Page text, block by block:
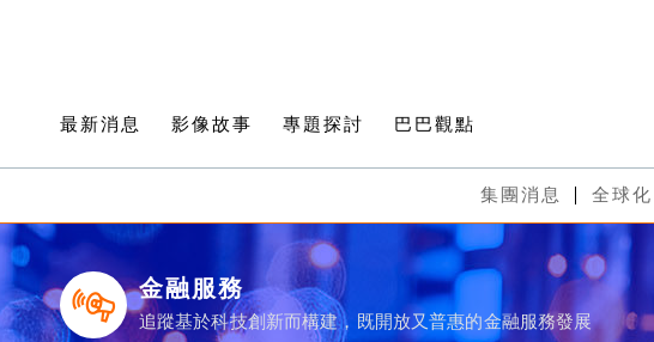
最新消息 影像故事 專題探討 巴巴觀點
集團消息 全球化
金融服務
追蹤基於科技創新而構建，既開放又普惠的金融服務發展